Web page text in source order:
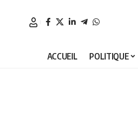
ACCUEIL POLITIQUE